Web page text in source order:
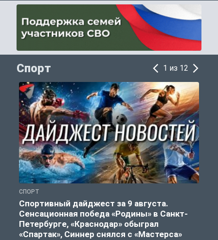
Спорт 1 из 12
СПОРТ
Спортивный дайджест за 9 августа.
Сенсационная победа «Родины» в Санкт-
Петербурге, «Краснодар» обыграл
«Спартак», Синнер снялся с «Мастерса»